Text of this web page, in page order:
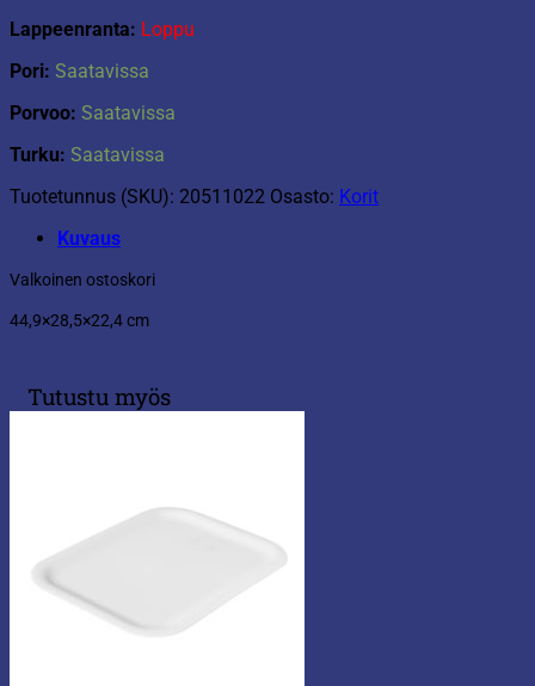
Lappeenranta: Loppu
Pori: Saatavissa
Porvoo: Saatavissa
Turku: Saatavissa
Tuotetunnus (SKU): 20511022 Osasto: Korit
Kuvaus
Valkoinen ostoskori
44,9×28,5×22,4 cm
Tutustu myös